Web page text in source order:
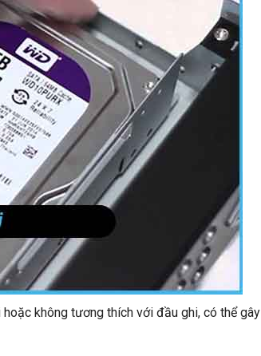
không tương thích với đầu ghi, có thể gây